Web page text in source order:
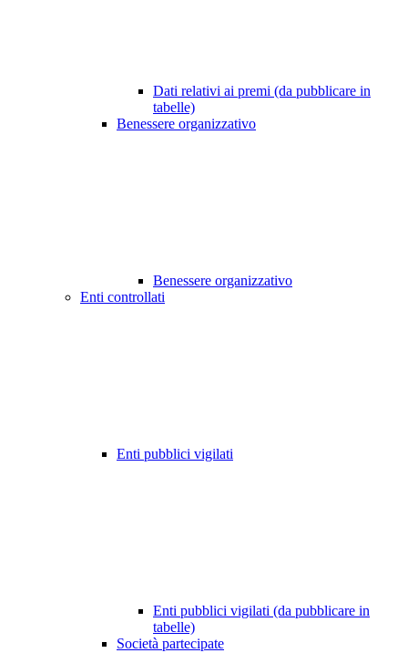
Dati relativi ai premi (da pubblicare in
tabelle)
Benessere organizzativo
Benessere organizzativo
Enti controllati
Enti pubblici vigilati
Enti pubblici vigilati (da pubblicare in
tabelle)
Società partecipate